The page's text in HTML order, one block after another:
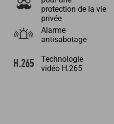
Alarme
antisabotage
Technologie
vidéo H.265
protection de la vie
privée